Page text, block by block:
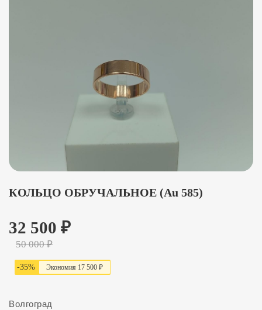
КОЛЬЦО ОБРУЧАЛЬНОЕ (Au 585)
32 500 ₽
50 000₽
-35% Экономия 17 500 ₽
Волгоград